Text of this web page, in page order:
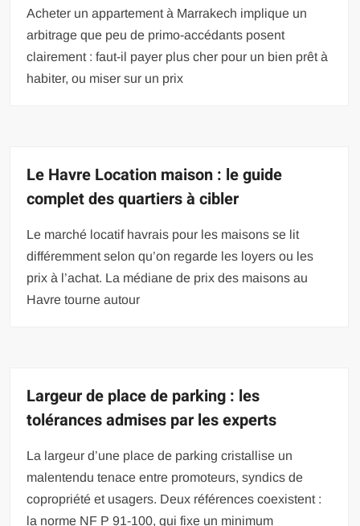
Acheter un appartement à Marrakech implique un
arbitrage que peu de primo-accédants posent
clairement : faut-il payer plus cher pour un bien prêt à
habiter, ou miser sur un prix
Le Havre Location maison : le guide
complet des quartiers à cibler
Le marché locatif havrais pour les maisons se lit
différemment selon qu’on regarde les loyers ou les
prix à l’achat. La médiane de prix des maisons au
Havre tourne autour
Largeur de place de parking : les
tolérances admises par les experts
La largeur d’une place de parking cristallise un
malentendu tenace entre promoteurs, syndics de
copropriété et usagers. Deux références coexistent :
la norme NF P 91-100, qui fixe un minimum